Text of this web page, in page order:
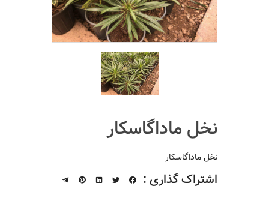
نخل ماداگاسکار
نخل ماداگاسکار
اشتراک گذاری :